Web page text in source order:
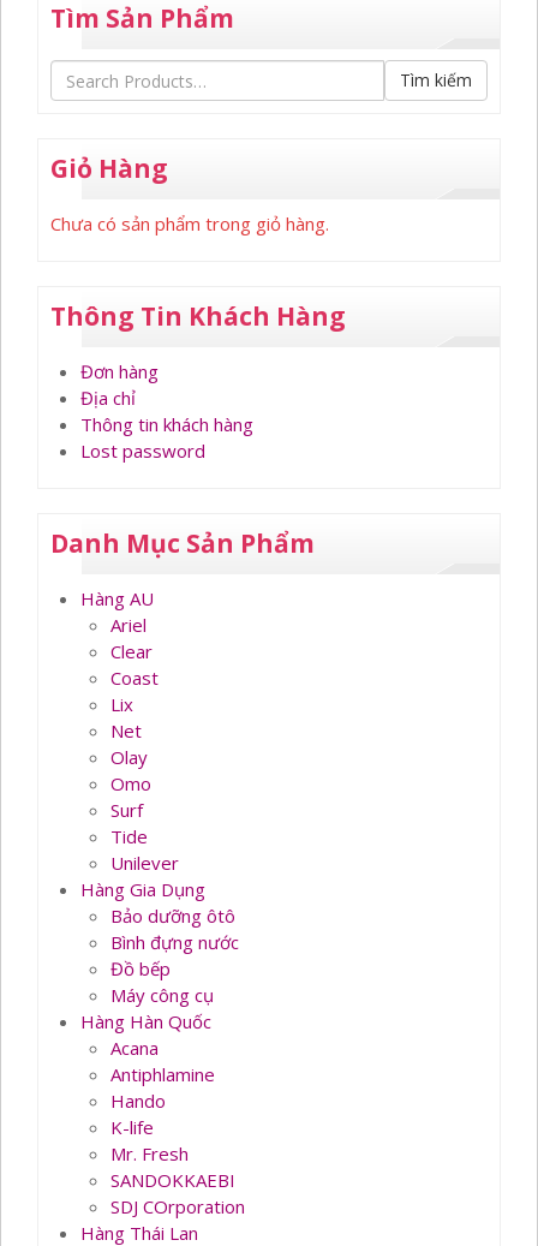
Tìm Sản Phẩm
Tìm kiếm
Giỏ Hàng
Chưa có sản phẩm trong giỏ hàng.
Thông Tin Khách Hàng
Đơn hàng
Địa chỉ
Thông tin khách hàng
Lost password
Danh Mục Sản Phẩm
Hàng AU
Ariel
Clear
Coast
Lix
Net
Olay
Omo
Surf
Tide
Unilever
Hàng Gia Dụng
Bảo dưỡng ôtô
Bình đựng nước
Đồ bếp
Máy công cụ
Hàng Hàn Quốc
Acana
Antiphlamine
Hando
K-life
Mr. Fresh
SANDOKKAEBI
SDJ COrporation
Hàng Thái Lan